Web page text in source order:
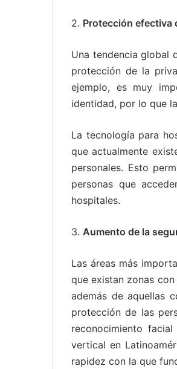
2. Protección efectiva
Una tendencia global
protección de la
ejemplo, es muy
identidad, por lo que
La tecnología para
que actualmente
personales. Esto
personas que
hospitales.
3. Aumento de la
Las áreas más
que existan zonas
además de aquellas
protección de las
reconocimiento
vertical en
rapidez con la que